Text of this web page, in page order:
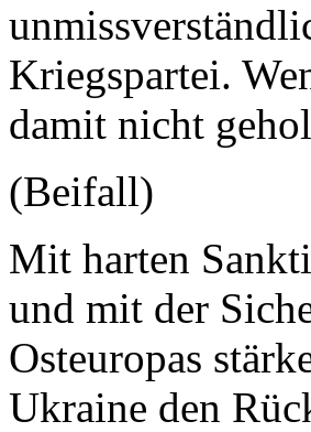
Kriegspartei.
damit nicht
(Beifall)
Mit harten
und mit der
Osteuropas
Ukraine den